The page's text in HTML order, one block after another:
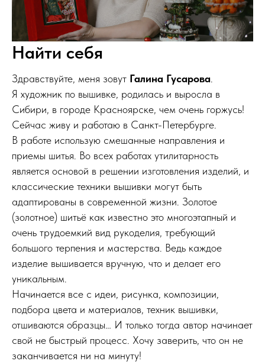
Найти себя
Здравствуйте, меня зовут Галина Гусарова.
Я художник по вышивке, родилась и выросла в
Сибири, в городе Красноярске, чем очень горжусь!
Сейчас живу и работаю в Санкт-Петербурге.
В работе использую смешанные направления и
приемы шитья. Во всех работах утилитарность
является основой в решении изготовления изделий, и
классические техники вышивки могут быть
адаптированы в современной жизни. Золотое
(золотное) шитьё как известно это многоэтапный и
очень трудоемкий вид рукоделия, требующий
большого терпения и мастерства. Ведь каждое
изделие вышивается вручную, что и делает его
уникальным.
Начинается все с идеи, рисунка, композиции,
подбора цвета и материалов, техник вышивки,
отшиваются образцы… И только тогда автор начинает
свой не быстрый процесс. Хочу заверить, что он не
заканчивается ни на минуту!